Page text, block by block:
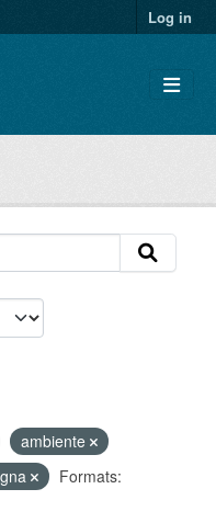
Log in
ambiente
Formats: